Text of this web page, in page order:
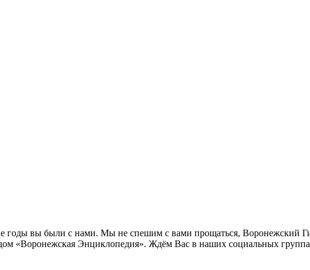
годы вы были с нами. Мы не спешим с вами прощаться, Воронежский
«Воронежская Энциклопедия». Ждём Вас в наших социальных